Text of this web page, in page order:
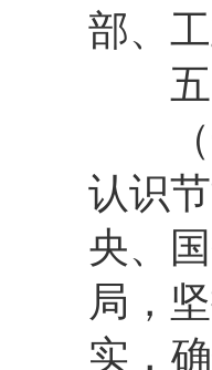
部、
五
（一
认识
央、
局，
实，